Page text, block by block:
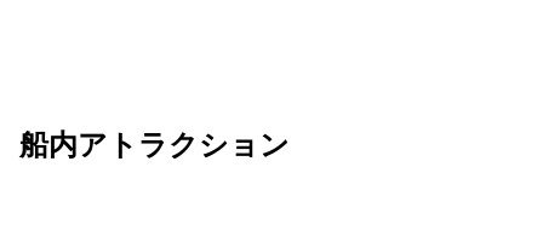
船内アトラクション